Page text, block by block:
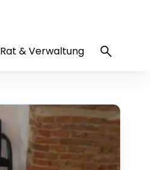
Rat & Verwaltung